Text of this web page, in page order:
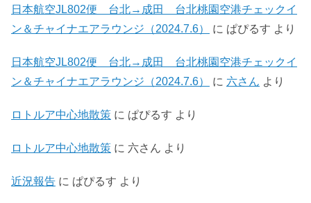
日本航空JL802便 台北→成田 台北桃園空港チェックイ
ン＆チャイナエアラウンジ（2024.7.6）
に ぱぴるす より
日本航空JL802便 台北→成田 台北桃園空港チェックイ
ン＆チャイナエアラウンジ（2024.7.6）
に 六さん より
ロトルア中心地散策 に ぱぴるす より
ロトルア中心地散策 に 六さん より
近況報告 に ぱぴるす より